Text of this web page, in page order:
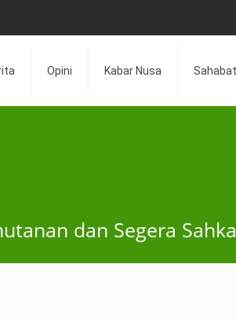
Opini Kabar Nusa
dan Segera